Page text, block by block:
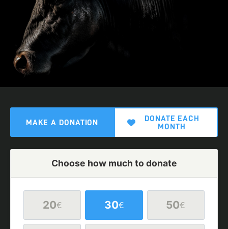
MAKE A DONATION
DONATE EACH
MONTH
Choose how much to donate
20€ 30€ 50€